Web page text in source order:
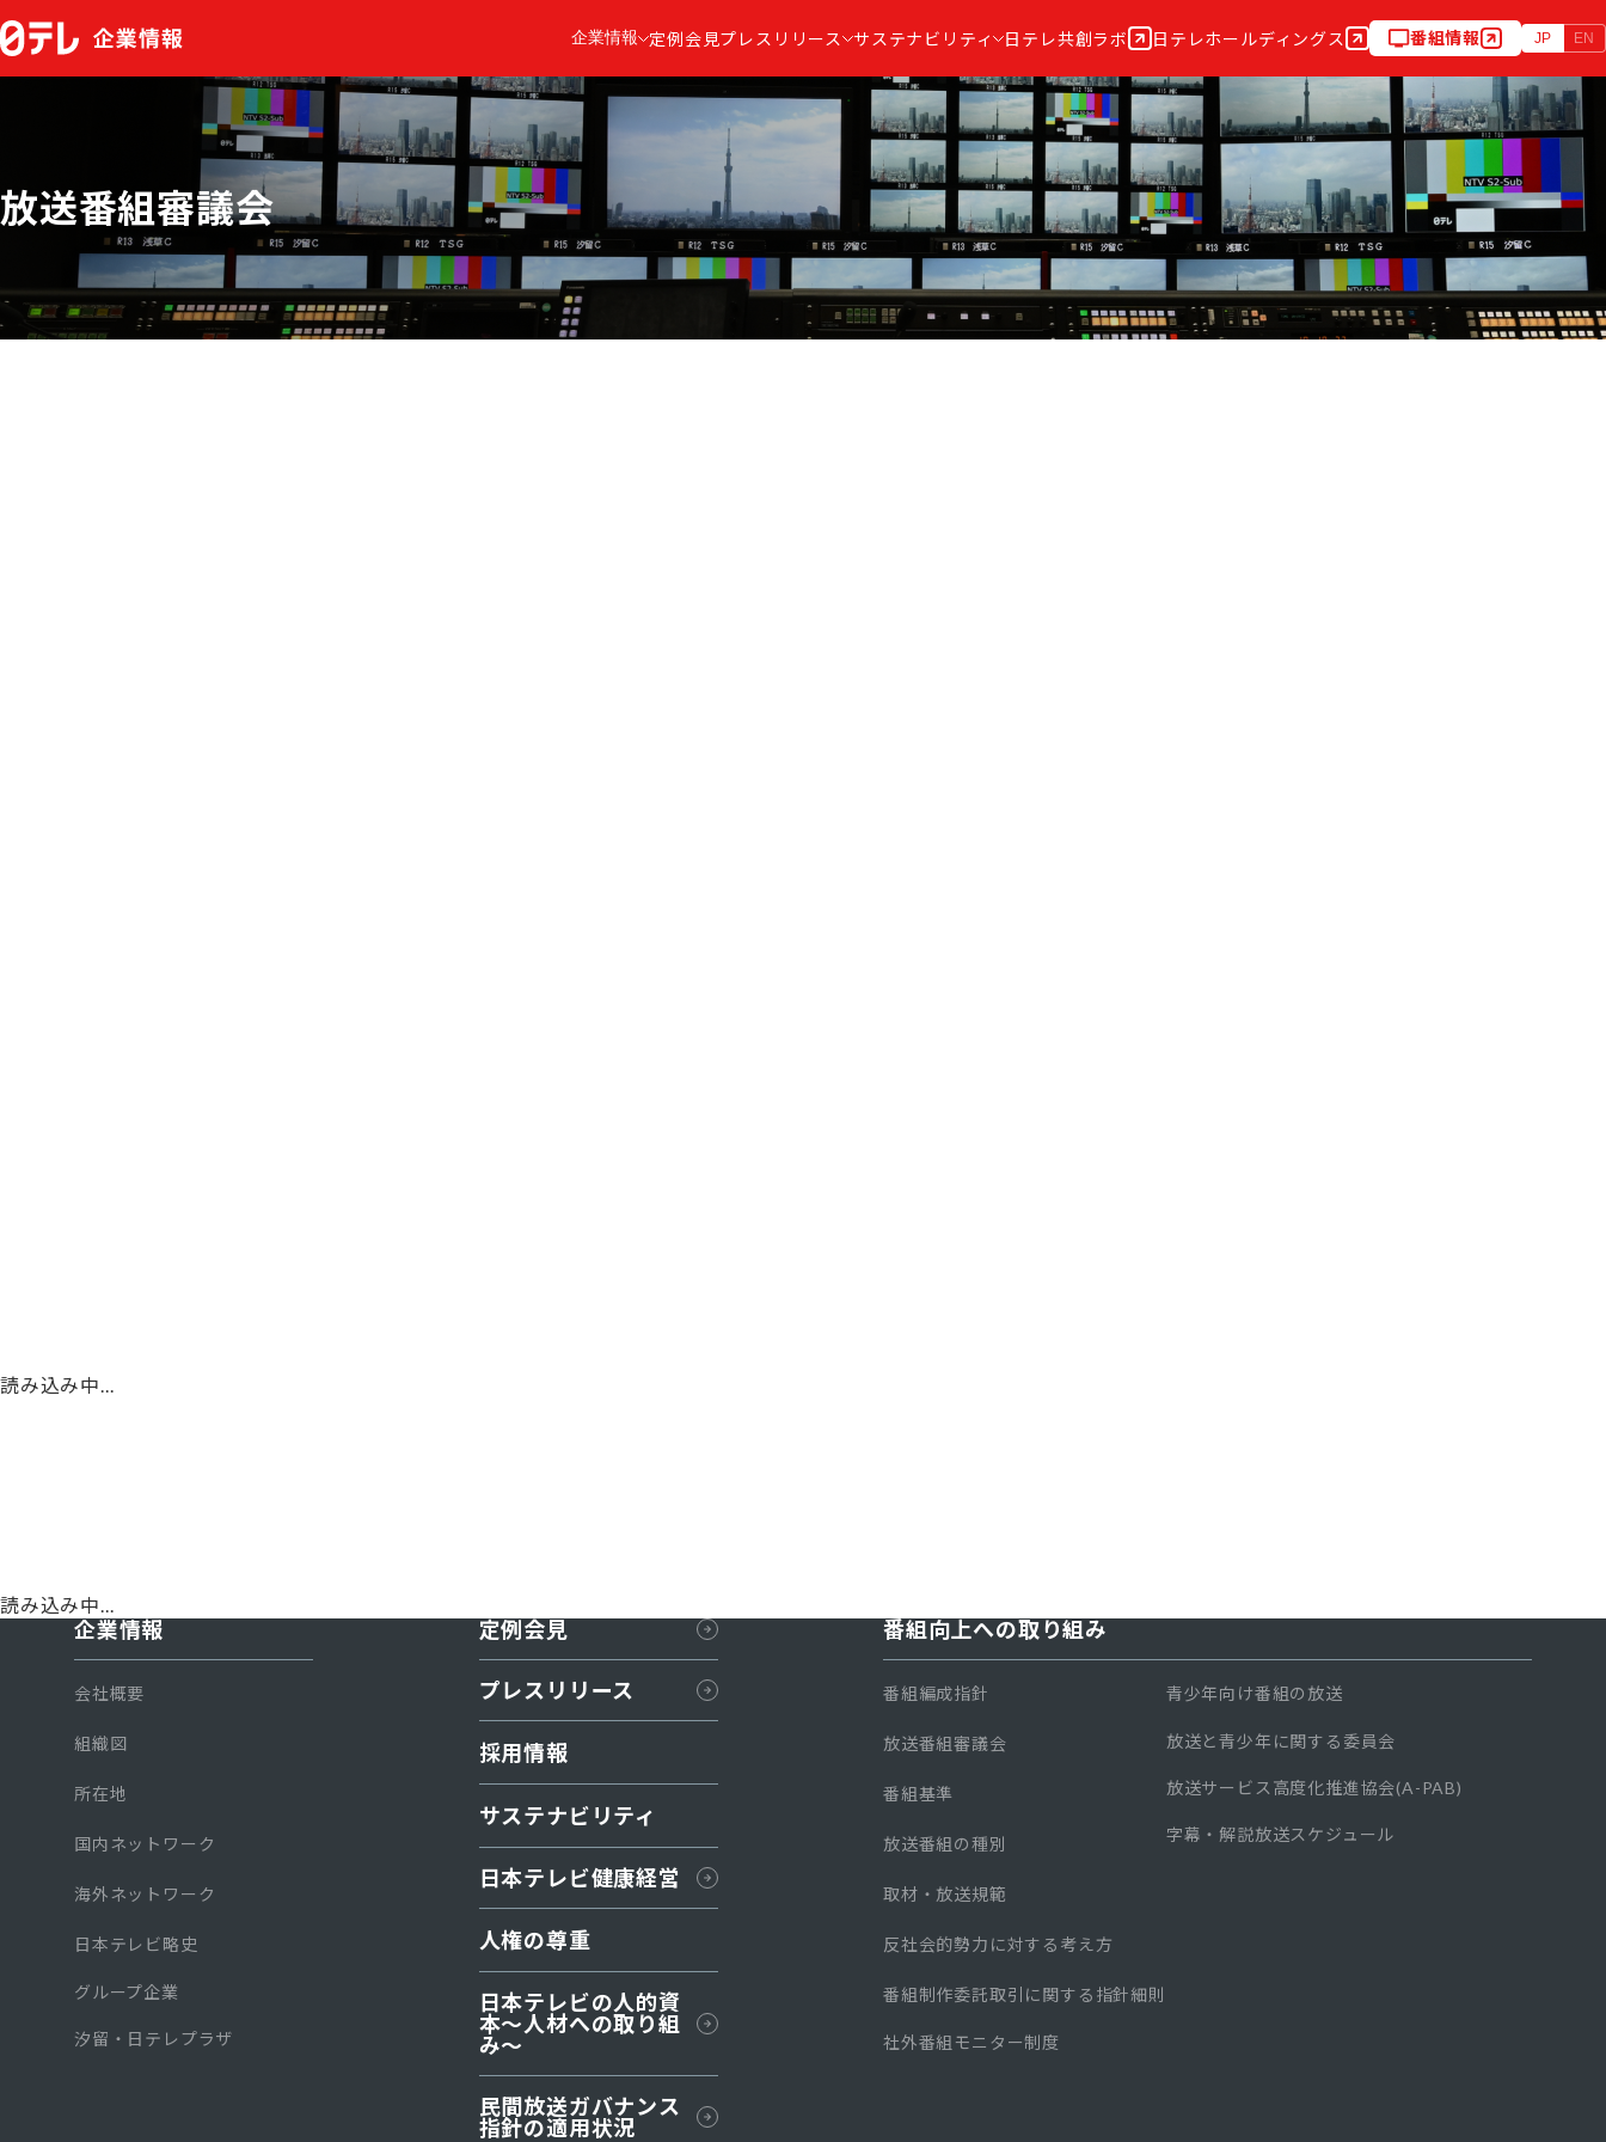
企業情報 定例会見プレスリリース サステナビリティ 日テレ共創ラボ 日テレホールディングス 番組情報 JP EN
放送番組審議会
読み込み中...
読み込み中...
企業情報
会社概要
組織図
所在地
国内ネットワーク
海外ネットワーク
日本テレビ略史
グループ企業
汐留・日テレプラザ
定例会見
プレスリリース
採用情報
サステナビリティ
日本テレビ健康経営
人権の尊重
日本テレビの人的資
本〜人材への取り組
み～
⺠間放送ガバナンス
指針の適⽤状況
番組向上への取り組み
番組編成指針
放送番組審議会
番組基準
放送番組の種別
取材・放送規範
反社会的勢力に対する考え方
番組制作委託取引に関する指針細則
社外番組モニター制度
青少年向け番組の放送
放送と青少年に関する委員会
放送サービス高度化推進協会(A-PAB)
字幕・解説放送スケジュール